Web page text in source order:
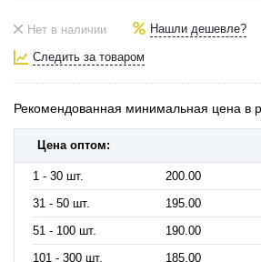
Нет в наличии Нашли дешевле?
Следить за товаром
Рекомендованная минимальная цена в
Цена оптом:
1 - 30 шт.
200.00
31 - 50 шт.
195.00
51 - 100 шт.
190.00
101 - 300 шт.
185.00